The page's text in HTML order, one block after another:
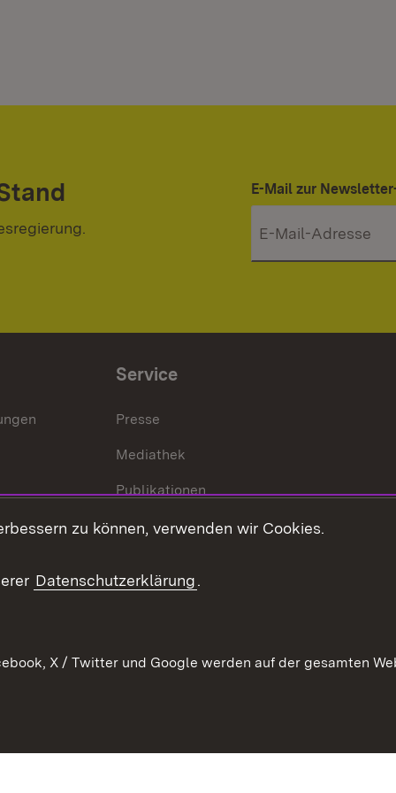
E-Mail zur
Service
Presse
Mediathek
Publikationen
Stellen und Ausbildung
Verkehrsinformationen
zu können, verwenden wir Cookies.
Datenschutzerklärung.
X / Twitter und Google werden auf der gesamten